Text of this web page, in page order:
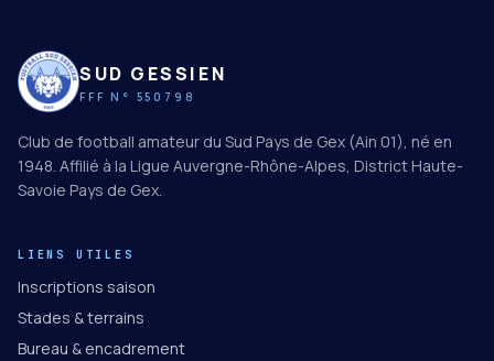
SUD GESSIEN
FFF N° 550798
Club de football amateur du Sud Pays de Gex (Ain 01), né en
1948. Affilié à la Ligue Auvergne-Rhône-Alpes, District Haute-
Savoie Pays de Gex.
LIENS UTILES
Inscriptions saison
Stades & terrains
Bureau & encadrement